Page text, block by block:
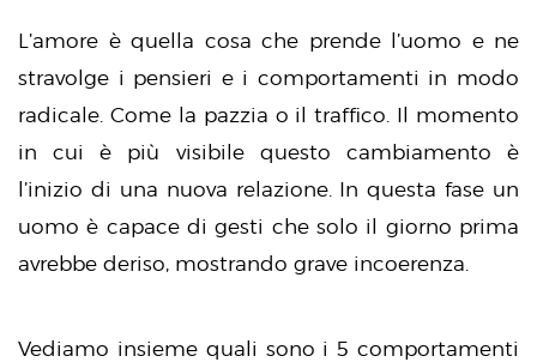
L’amore è quella cosa che prende l’uomo e ne
stravolge i pensieri e i comportamenti in modo
radicale. Come la pazzia o il traffico. Il momento
in cui è più visibile questo cambiamento è
l’inizio di una nuova relazione. In questa fase un
uomo è capace di gesti che solo il giorno prima
avrebbe deriso, mostrando grave incoerenza.
Vediamo insieme quali sono i 5 comportamenti